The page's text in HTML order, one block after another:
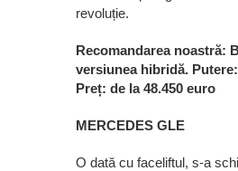
revoluție.
Recomandarea noastră:
versiunea hibridă.
Preț: de la 48.450 euro
MERCEDES GLE
O dată cu faceliftul, s-a